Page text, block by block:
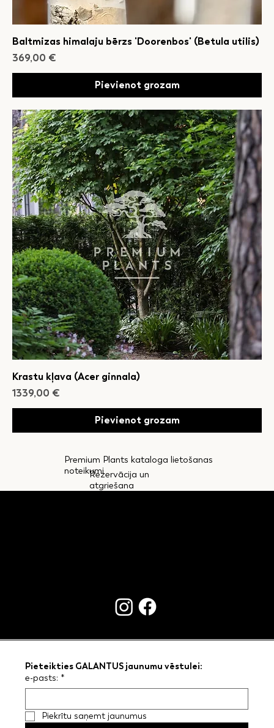
Rezervācija un
atgriešana
Premium Plants kataloga lietošanas
noteikumi
Baltmizas himalaju bērzs 'Doorenbos' (Betula utilis)
Cena
369,00 €
Pievienot grozam
Krastu kļava (Acer ginnala)
Cena
1339,00 €
Pievienot grozam
Pieteikties GALANTUS jaunumu vēstulei:
e-pasts: *
Piekrītu saņemt jaunumus